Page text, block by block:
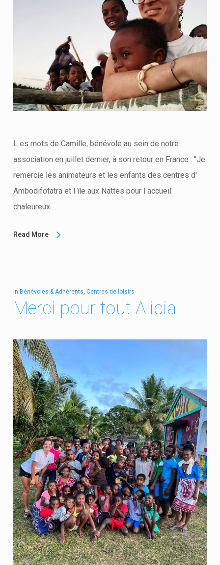
L es mots de Camille, bénévole au sein de notre
association en juillet dernier, à son retour en France : "Je
remercie les animateurs et les enfants des centres d'
Ambodifotatra et l île aux Nattes pour l accueil
chaleureux.…
Read More
In Bénévoles & Adhérents, Centres de loisirs
Merci pour tout Alicia